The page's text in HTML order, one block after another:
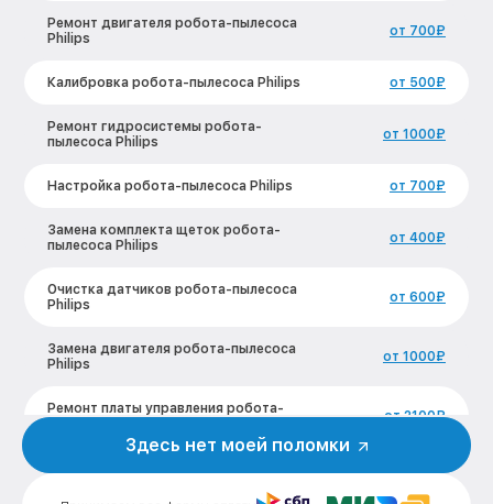
Ремонт двигателя робота-пылесоса
Philips
от 700₽
Калибровка робота-пылесоса Philips от 500₽
Ремонт гидросистемы робота-
пылесоса Philips
от 1000₽
Настройка робота-пылесоса Philips от 700₽
Замена комплекта щеток робота-
пылесоса Philips
от 400₽
Очистка датчиков робота-пылесоса
Philips
от 600₽
Замена двигателя робота-пылесоса
Philips
от 1000₽
Ремонт платы управления робота-
от 2100₽
от 1100₽
Здесь нет моей поломки